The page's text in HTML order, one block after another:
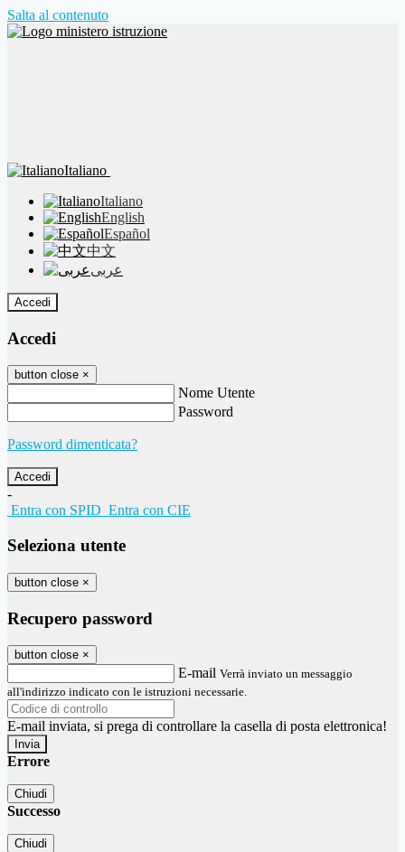
Salta al contenuto
Italiano
Italiano
English
Español
中文
عربى
Accedi
Accedi
button close ×
Nome Utente
Password
Password dimenticata?
-
Entra con SPID Entra con CIE
Seleziona utente
button close ×
Recupero password
button close ×
E-mail Verrà inviato un messaggio
all'indirizzo indicato con le istruzioni necessarie.
E-mail inviata, si prega di controllare la casella di posta elettronica!
Errore
Chiudi
Successo
Chiudi